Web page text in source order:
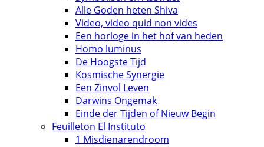
Alle Goden heten Shiva
Video, video quid non vides
Een horloge in het hof van heden
Homo luminus
De Hoogste Tijd
Kosmische Synergie
Een Zinvol Leven
Darwins Ongemak
Einde der Tijden of Nieuw Begin
Feuilleton El Instituto
1 Misdienarendroom